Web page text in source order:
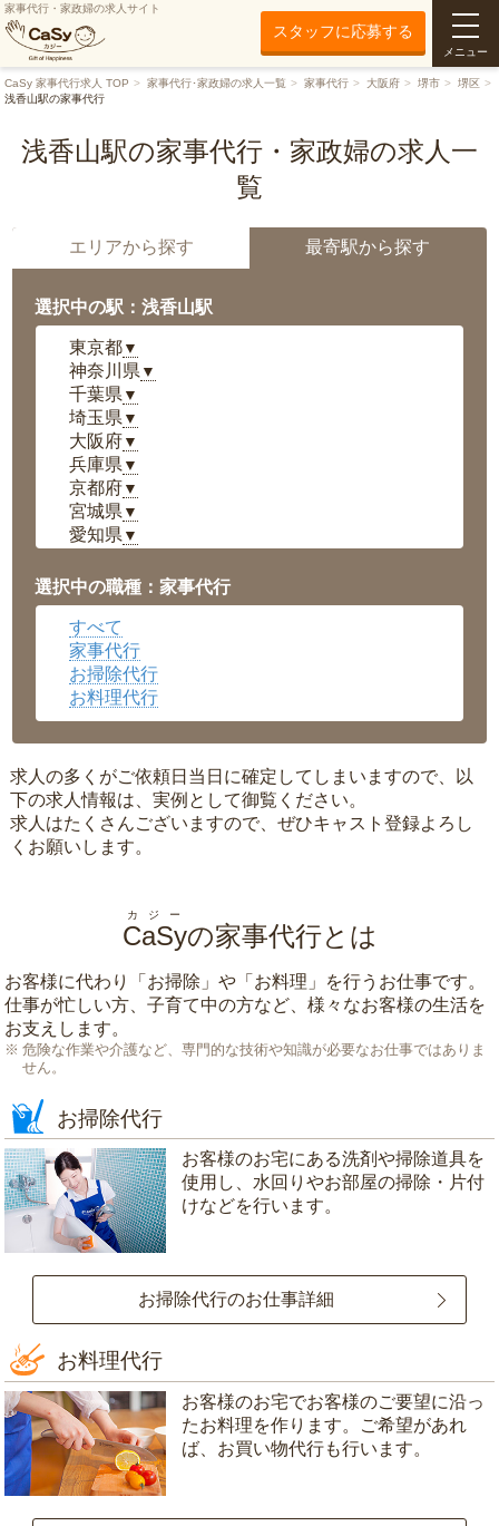
家事代行・家政婦の求人サイト
スタッフに応募する
メニュー
CaSy 家事代行求人 TOP 家事代行･家政婦の求人一覧 家事代行 大阪府 堺市
堺区
浅香山駅の家事代行
浅香山駅の家事代行・家政婦の求人一
覧
エリアから探す 最寄駅から探す
選択中の駅：浅香山駅
東京都▼
神奈川県 ▼
千葉県 ▼
埼玉県 ▼
大阪府▼
兵庫県 ▼
京都府▼
宮城県 ▼
愛知県 ▼
岡山県▼
広島県▼
沖縄県
選択中の職種：家事代行
すべて
家事代行
お掃除代行
お料理代行
求人の多くがご依頼日当日に確定してしまいますので、以
下の求人情報は、実例として御覧ください。
求人はたくさんございますので、ぜひキャスト登録よろし
くお願いします。
CaSy
カジー
の家事代行とは
お客様に代わり「 お掃除 」や「 お料理 」を行うお仕事です。
仕事が忙しい方、子育て中の方など、様々なお客様の生活を
お支えします。
危険な作業や介護など、専門的な技術や知識が必要なお仕事ではありま
せん。
お掃除代行
お客様のお宅にある洗剤や掃除道具を
使用し、水回りやお部屋の掃除・片付
けなどを行います。
お掃除代行のお仕事詳細
お料理代行
お客様のお宅でお客様のご要望に沿っ
たお料理を作ります。ご希望があれ
ば、お買い物代行も行います。